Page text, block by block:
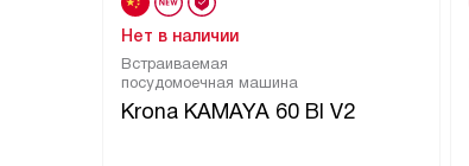
Встраиваемая
посудомоечная машина
Krona KAMAYA 60 BI V2
Нет в наличии